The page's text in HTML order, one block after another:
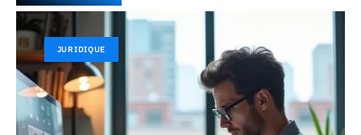
JURIDIQUE